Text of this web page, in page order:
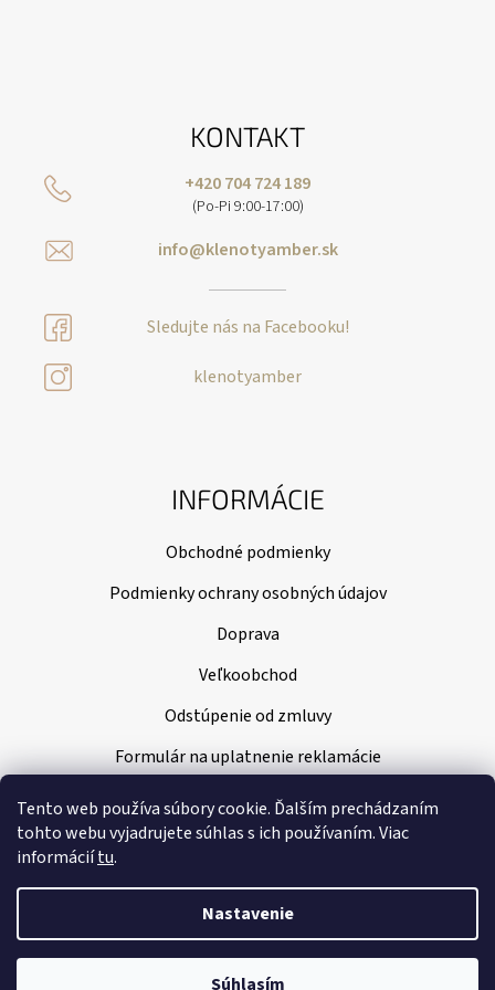
Tento web používa súbory cookie. Ďalším prechádzaním
tohto webu vyjadrujete súhlas s ich používaním. Viac
informáciítu.
Nastavenie
Súhlasím
KONTAKT
+420 704 724 189
(Po-Pi 9:00-17:00)
info@klenotyamber.sk
Sledujte nás na Facebooku!
klenotyamber
INFORMÁCIE
Obchodné podmienky
Podmienky ochrany osobných údajov
Doprava
Veľkoobchod
Odstúpenie od zmluvy
Formulár na uplatnenie reklamácie
Vytvoril Shoptet |Nakódoval Pavel Kuneš